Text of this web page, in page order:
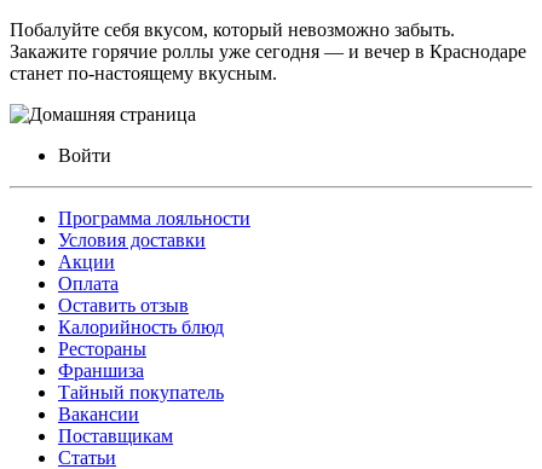
Побалуйте себя вкусом, который невозможно забыть.
Закажите горячие роллы уже сегодня — и вечер в Краснодаре
станет по-настоящему вкусным.
Войти
Программа лояльности
Условия доставки
Акции
Оплата
Оставить отзыв
Калорийность блюд
Рестораны
Франшиза
Тайный покупатель
Вакансии
Поставщикам
Статьи